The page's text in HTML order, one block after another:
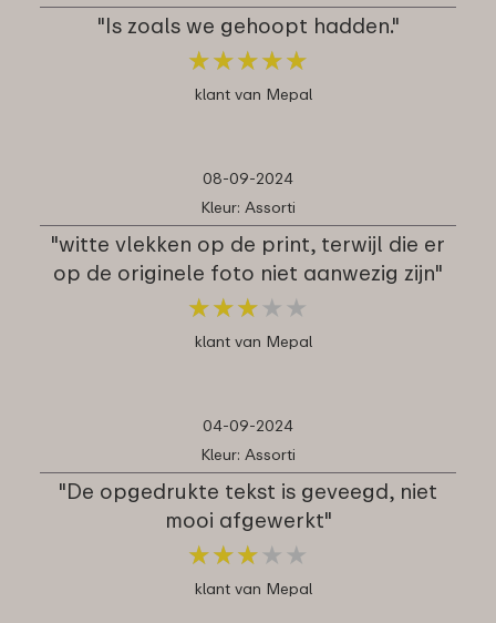
"Is zoals we gehoopt hadden."
★★★★★
★★★★★
klant van Mepal
08-09-2024
Kleur: Assorti
"witte vlekken op de print, terwijl die er
op de originele foto niet aanwezig zijn"
★★★ ★ ★
★★★ ★ ★
klant van Mepal
04-09-2024
Kleur: Assorti
"De opgedrukte tekst is geveegd, niet
mooi afgewerkt"
★★★ ★ ★
★★★ ★ ★
klant van Mepal